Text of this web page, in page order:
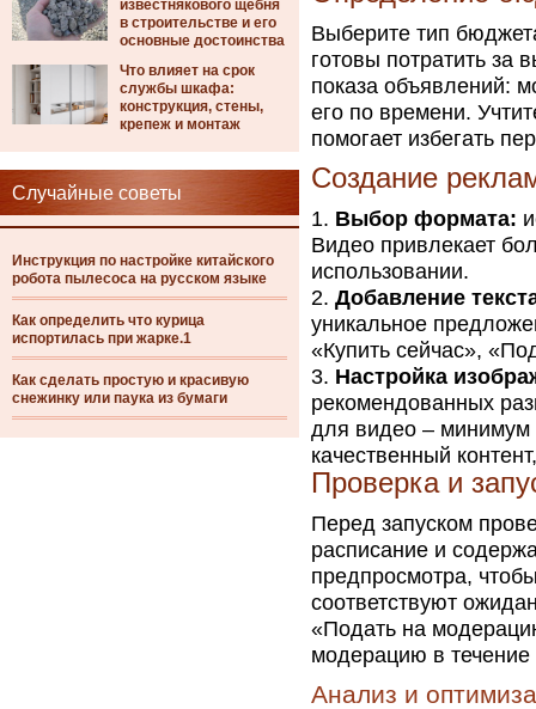
известнякового щебня
в строительстве и его
основные достоинства
Что влияет на срок
службы шкафа:
конструкция, стены,
крепеж и монтаж
Случайные советы
Инструкция по настройке китайского
робота пылесоса на русском языке
Как определить что курица
испортилась при жарке.1
Как сделать простую и красивую
снежинку или паука из бумаги
Выберите тип
готовы потратить за
показа объявлений:
его по времени.
помогает избегать
Создание
Выбор формата:
Видео привлекает
использовании.
Добавление
уникальное
«Купить сейчас»,
Настройка
рекомендованных
для видео – минимум
качественный
Проверка и
Перед запуском
расписание и
предпросмотра,
соответствуют
«Подать на
модерацию в течение
Анализ и